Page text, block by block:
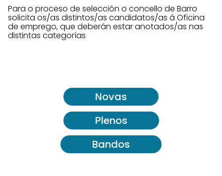
Para o proceso de selección o concello de Barro
solicita os/as distintos/as candidatos/as á Oficina
de emprego, que deberán estar anotados/as nas
distintas categorías
Novas
Plenos
Bandos